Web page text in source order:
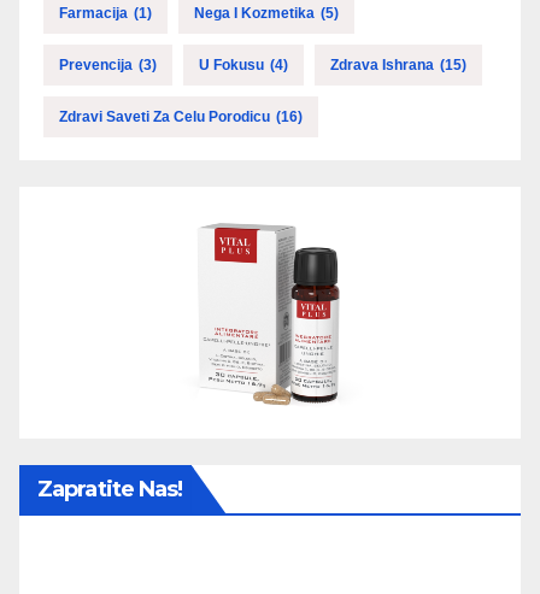
Farmacija (1) Nega I Kozmetika (5)
Prevencija (3) U Fokusu (4) Zdrava Ishrana (15)
Zdravi Saveti Za Celu Porodicu (16)
Zapratite Nas!